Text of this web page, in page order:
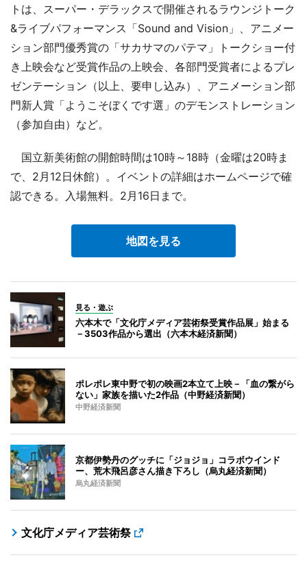
トは、スーパー・デラックスで開催されるラウンジトーク
&ライブパフォーマンス「Sound and Vision」、アニメー
ション部門優秀賞の「サカサマのパテマ」トークショー付
き上映会など受賞作品の上映会、各部門受賞者によるプレ
ゼンテーション（以上、要申し込み）、アニメーション部
門新人賞「ようこそぼくです選」のデモンストレーション
（参加自由）など。
国立新美術館の開館時間は10時～18時（金曜は20時ま
で、2月12日休館）。イベントの詳細はホームページで確
認できる。入場無料。2月16日まで。
地図を見る
見る・遊ぶ
六本木で「文化庁メディア芸術祭受賞作品展」始まる
－3503作品から選出（六本木経済新聞）
ポレポレ東中野で初の映画2本立て上映－「血の繋がら
ない」家族を描いた2作品（中野経済新聞）
中野経済新聞
京都伊勢丹のグッチに「ジョジョ」コラボウインド
ー、荒木飛呂彦さん描き下ろし（烏丸経済新聞）
烏丸経済新聞
文化庁メディア芸術祭